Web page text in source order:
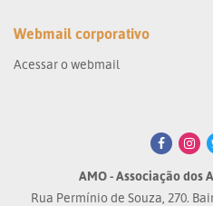
Webmail corporativo
Acessar o webmail
AMO - Associação dos
Rua Permínio de Souza, 270.